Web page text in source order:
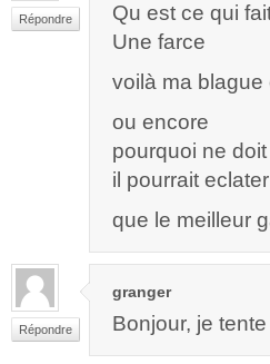
Répondre
Qu est ce qui
Une farce
voilà ma blague
ou encore
pourquoi ne
il pourrait
que le meilleur
Répondre
granger
Bonjour, je